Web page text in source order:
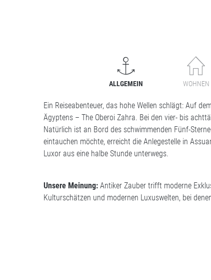
ALLGEMEIN WOHNEN
Ein Reiseabenteuer, das hohe Wellen schlägt: Auf
Ägyptens – The Oberoi Zahra. Bei den vier- bis
Natürlich ist an Bord des schwimmenden Fünf-
eintauchen möchte, erreicht die Anlegestelle in
Luxor aus eine halbe Stunde unterwegs.
Unsere Meinung: Antiker Zauber trifft moderne
Kulturschätzen und modernen Luxuswelten, bei